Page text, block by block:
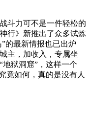
斗力可不是一件轻松的
行》新推出了众多试炼
的最新情报也已出炉
主，加收入，专属坐
狱洞窟”，这样一个
竟如何，真的是没有人